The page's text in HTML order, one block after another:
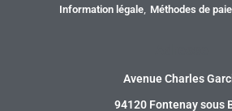
Information légale Méthodes de
Avenue Charles
94120 Fontenay sous